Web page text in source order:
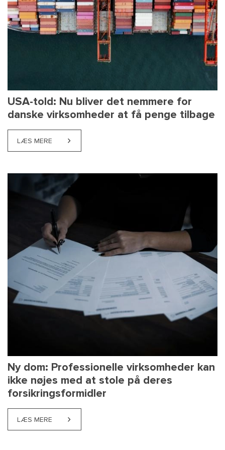
USA-told: Nu bliver det nemmere for
danske virksomheder at få penge tilbage
LÆS MERE ABOUT USA-TOLD: NU BLIVER DET NEMMERE FOR
Ny dom: Professionelle virksomheder kan
ikke nøjes med at stole på deres
forsikringsformidler
LÆS MERE ABOUT NY DOM: PROFESSIONELLE